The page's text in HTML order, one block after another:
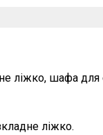
ліжко, шафа для
ліжко.